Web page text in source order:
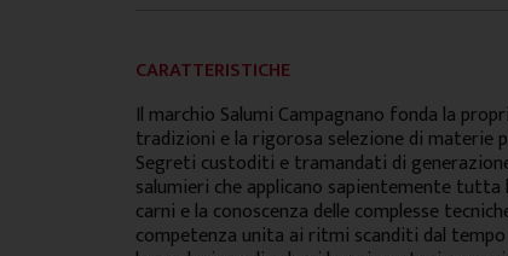
CARATTERISTICHE
Il marchio Salumi Campagnano fonda la
tradizioni e la rigorosa selezione di materie
Segreti custoditi e tramandati di
salumieri che applicano sapientemente
carni e la conoscenza delle complesse
competenza unita ai ritmi scanditi dal